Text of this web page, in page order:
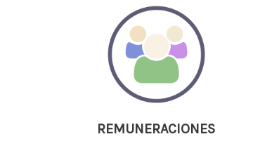
REMUNERACIONES